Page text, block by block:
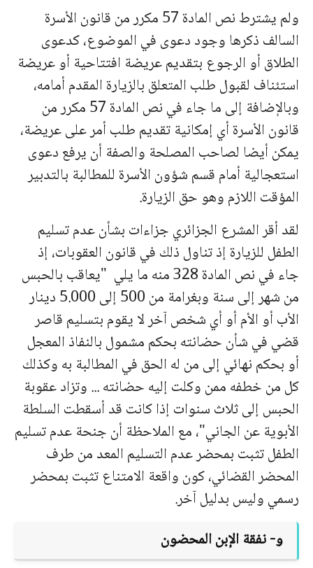
ولم يشترط نص المادة 57 مكرر من قانون الأسرة
السالف ذكرها وجود دعوى في الموضوع، كدعوى
الطلاق أو الرجوع بتقديم عريضة افتتاحية أو عريضة
استئناف لقبول طلب المتعلق بالزيارة المقدم أمامه،
وبالإضافة إلى ما جاء في نص المادة 57 مكرر من
قانون الأسرة أي إمكانية تقديم طلب أمر على عريضة،
يمكن أيضا لصاحب المصلحة والصفة أن يرفع دعوى
استعجالية أمام قسم شؤون الأسرة للمطالبة بالتدبير
المؤقت اللازم وهو حق الزيارة.
لقد أقر المشرع الجزائري جزاءات بشأن عدم تسليم
الطفل للزيارة إذ تناول ذلك في قانون العقوبات، إذ
جاء في نص المادة 328 منه ما يلي "يعاقب بالحبس
من شهر إلى سنة وبغرامة من 500 إلى 5.000 دينار
الأب أو الأم أو أي شخص آخر لا يقوم بتسليم قاصر
قضي في شأن حضانته بحكم مشمول بالنفاذ المعجل
أو بحكم نهائي إلى من له الحق في المطالبة به وكذلك
كل من خطفه ممن وكلت إليه حضانته ... وتزاد عقوبة
الحبس إلى ثلاث سنوات إذا كانت قد أسقطت السلطة
الأبوية عن الجاني"، مع الملاحظة أن جنحة عدم تسليم
الطفل تثبت بمحضر عدم التسليم المعد من طرف
المحضر القضائي، كون واقعة الامتناع تثبت بمحضر
رسمي وليس بدليل آخر.
و- نفقة الإبن المحضون